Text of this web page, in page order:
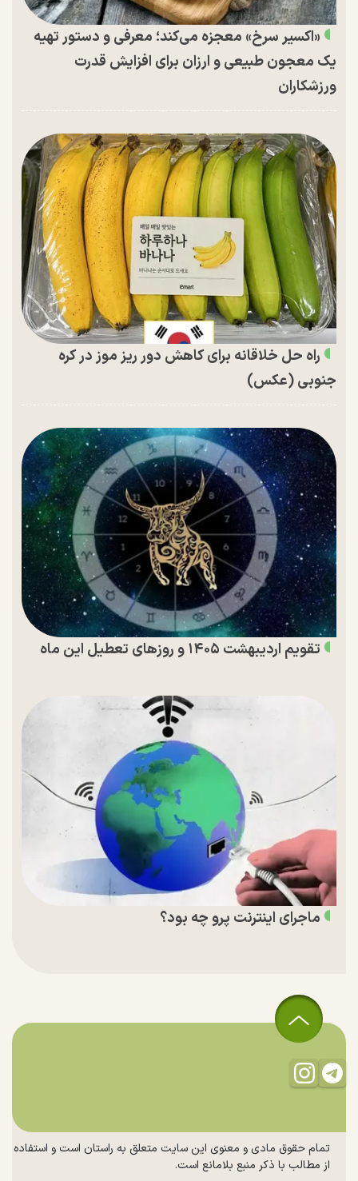
«اکسیر سرخ» معجزه می‌کند؛ معرفی و دستور تهیه
یک معجون طبیعی و ارزان برای افزایش قدرت
ورزشکاران
راه حل خلاقانه برای کاهش دور ریز موز در کره
جنوبی (عکس)
تقویم اردیبهشت ۱۴۰۵ و روز‌های تعطیل این ماه
ماجرای اینترنت پرو چه بود؟
تمام حقوق مادی و معنوی این سایت متعلق به راستان است و استفاده
از مطالب با ذکر منبع بلامانع است.